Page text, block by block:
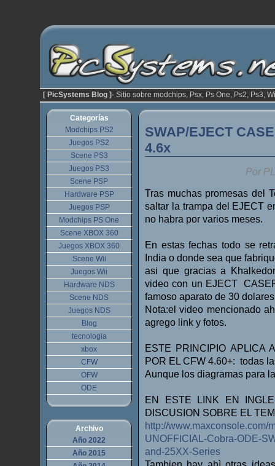
[ PicSystems Blog ]- Sitio sobre modchips, Psx, Ps One, Ps2, Ps3,
SWAP/EJECT
4.6x
Por
Tras muchas promesas del
saltar la trampa del EJECT
no habra por varios meses.
En estas fechas todo se
India o donde sea que
asi que gracias a
video con un EJECT
famoso aparato de 30
Nota:el video mencionado
agrego link y fotos.
ESTE PRINCIPIO APLICA
POR EL CFW 4.60+: todas
Aunque los diagramas para
EN ESTE LINK EN
DISCUSION SOBRE EL
http://www.maxconsole.com/
UNOFFICIAL-Cobra-ODE-
and-25XX-Series
Categorías
Modchips PS2
Juegos PS2
Scene PS3
Juegos PS3
Scene PSP
Hardware PSP
Juegos PSP
Modchips PS One
Scene XBOX 360
Juegos XBOX 360
Scene Wii
Juegos Wii
Hardware NDS
Scene NDS
Juegos NDS
Blog
tecnologia
xbox
CFW
OFW
ODE
Archivo
Año 2022
Año 2015